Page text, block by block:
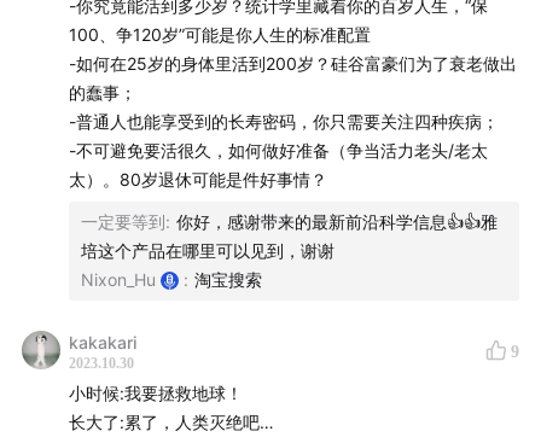
-你究竟能活到多少岁？统计学里藏着你的百岁人生，“保
100、争120岁”可能是你人生的标准配置
-如何在25岁的身体里活到200岁？硅谷富豪们为了衰老做出
的蠢事；
-普通人也能享受到的长寿密码，你只需要关注四种疾病；
-不可避免要活很久，如何做好准备（争当活力老头/老太
太）。80岁退休可能是件好事情？
一定要等到: 你好，感谢带来的最新前沿科学信息👍👍雅
培这个产品在哪里可以见到，谢谢
Nixon_Hu
: 淘宝搜索
kakakari
2023.10.30
9
小时候:我要拯救地球！
长大了:累了，人类灭绝吧…